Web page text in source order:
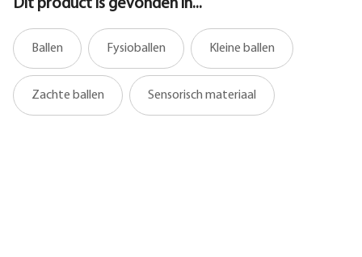
Dit product is gevonden in...
Ballen Fysioballen Kleine ballen
Zachte ballen Sensorisch materiaal